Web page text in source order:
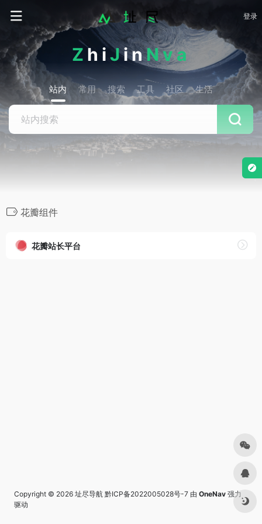
登录
ZhiJinNva
站内 常用 搜索 工具 社区 生活
花瓣组件
花瓣站长平台
Copyright © 2026 址尽导航 黔ICP备2022005028号-7 由 OneNav 强力
驱动